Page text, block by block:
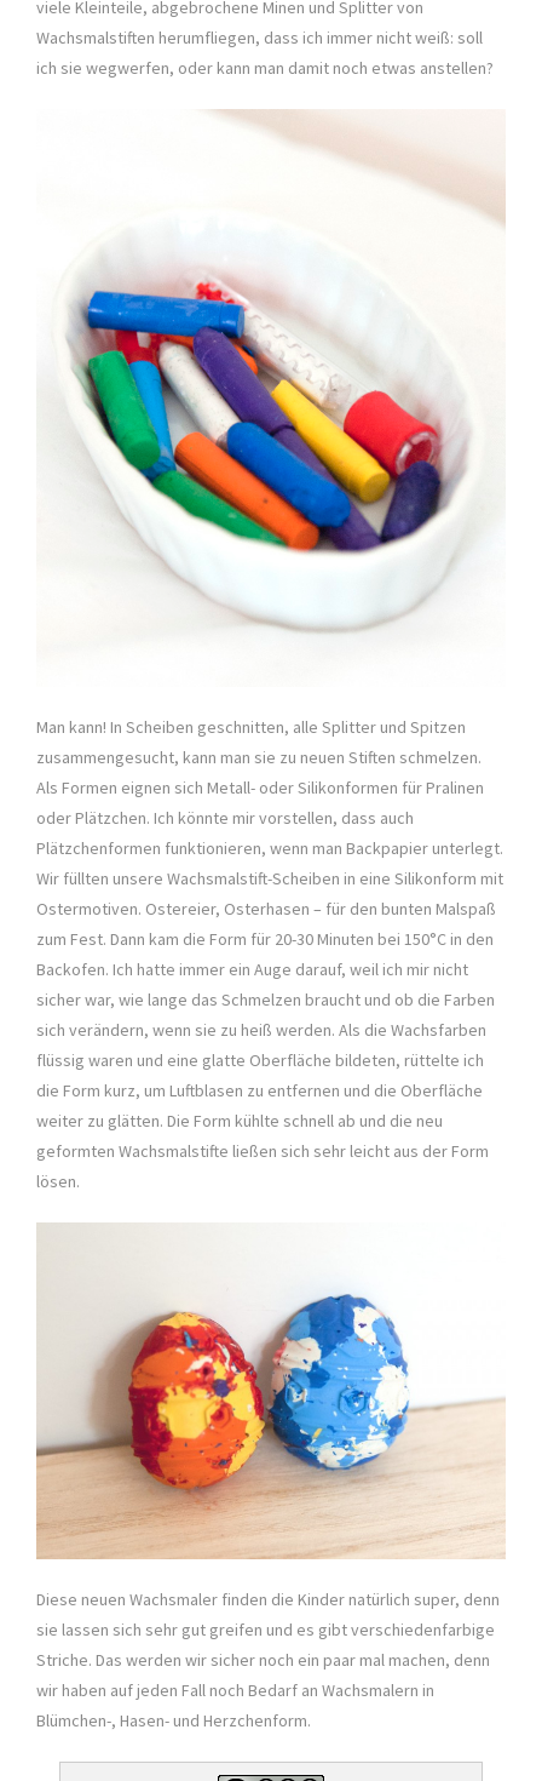
viele Kleinteile, abgebrochene Minen und Splitter von
Wachsmalstiften herumfliegen, dass ich immer nicht weiß: soll
ich sie wegwerfen, oder kann man damit noch etwas anstellen?
Man kann! In Scheiben geschnitten, alle Splitter und Spitzen
zusammengesucht, kann man sie zu neuen Stiften schmelzen.
Als Formen eignen sich Metall- oder Silikonformen für Pralinen
oder Plätzchen. Ich könnte mir vorstellen, dass auch
Plätzchenformen funktionieren, wenn man Backpapier unterlegt.
Wir füllten unsere Wachsmalstift-Scheiben in eine Silikonform mit
Ostermotiven. Ostereier, Osterhasen – für den bunten Malspaß
zum Fest. Dann kam die Form für 20-30 Minuten bei 150°C in den
Backofen. Ich hatte immer ein Auge darauf, weil ich mir nicht
sicher war, wie lange das Schmelzen braucht und ob die Farben
sich verändern, wenn sie zu heiß werden. Als die Wachsfarben
flüssig waren und eine glatte Oberfläche bildeten, rüttelte ich
die Form kurz, um Luftblasen zu entfernen und die Oberfläche
weiter zu glätten. Die Form kühlte schnell ab und die neu
geformten Wachsmalstifte ließen sich sehr leicht aus der Form
lösen.
Diese neuen Wachsmaler finden die Kinder natürlich super, denn
sie lassen sich sehr gut greifen und es gibt verschiedenfarbige
Striche. Das werden wir sicher noch ein paar mal machen, denn
wir haben auf jeden Fall noch Bedarf an Wachsmalern in
Blümchen-, Hasen- und Herzchenform.